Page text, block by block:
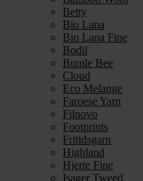
Betty
Bio Lana
Bio Lana Fine
Bodil
Bumle Bee
Cloud
Eco Melange
Faroese Yarn
Filnovo
Footprints
Fritidsgarn
Highland
Hjerte Fine
Isager Tweed